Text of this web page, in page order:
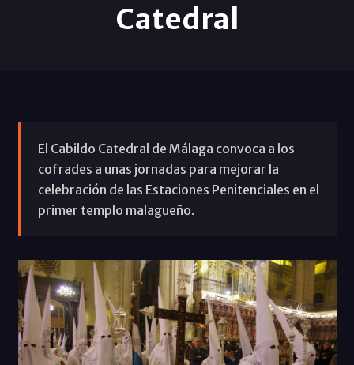
Catedral
El Cabildo Catedral de Málaga convoca a los
cofrades a unas jornadas para mejorar la
celebración de las Estaciones Penitenciales en el
primer templo malagueño.